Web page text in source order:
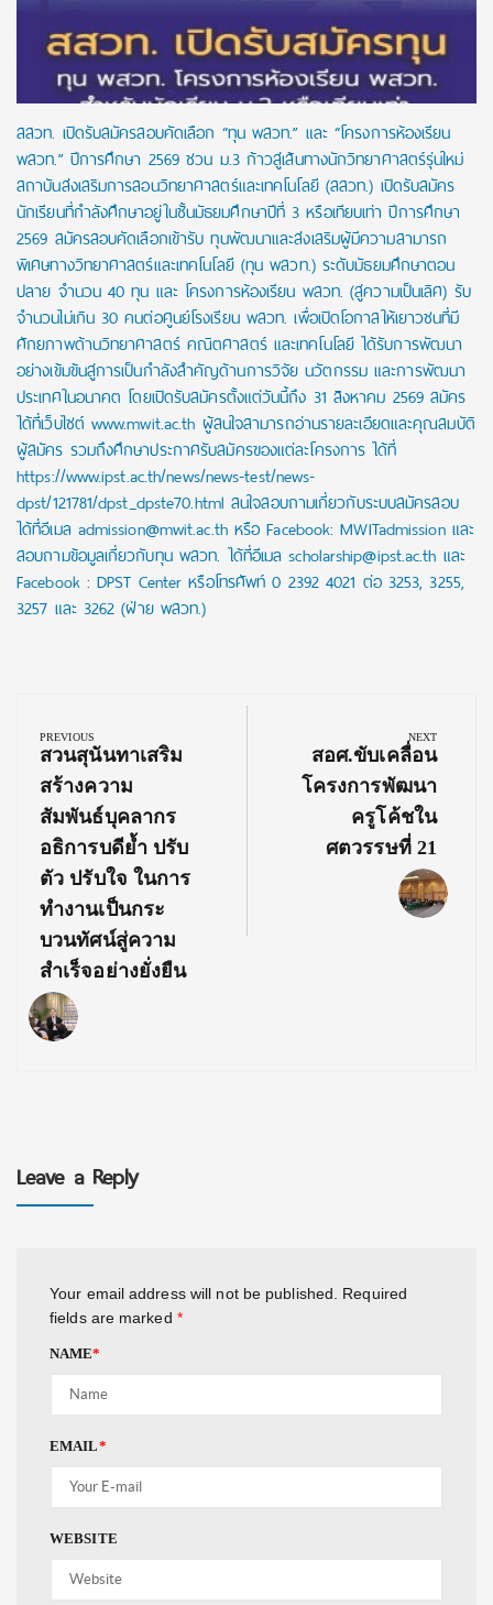
สสวท. เปิดรับสมัครสอบคัดเลือก “ทุน พสวท.” และ “โครงการห้องเรียน
พสวท.” ปีการศึกษา 2569 ชวน ม.3 ก้าวสู่เส้นทางนักวิทยาศาสตร์รุ่นใหม่
สถาบันส่งเสริมการสอนวิทยาศาสตร์และเทคโนโลยี (สสวท.) เปิดรับสมัคร
นักเรียนที่กำลังศึกษาอยู่ในชั้นมัธยมศึกษาปีที่ 3 หรือเทียบเท่า ปีการศึกษา
2569 สมัครสอบคัดเลือกเข้ารับ ทุนพัฒนาและส่งเสริมผู้มีความสามารถ
พิเศษทางวิทยาศาสตร์และเทคโนโลยี (ทุน พสวท.) ระดับมัธยมศึกษาตอน
ปลาย จำนวน 40 ทุน และ โครงการห้องเรียน พสวท. (สู่ความเป็นเลิศ) รับ
จำนวนไม่เกิน 30 คนต่อศูนย์โรงเรียน พสวท. เพื่อเปิดโอกาสให้เยาวชนที่มี
ศักยภาพด้านวิทยาศาสตร์ คณิตศาสตร์ และเทคโนโลยี ได้รับการพัฒนา
อย่างเข้มข้นสู่การเป็นกำลังสำคัญด้านการวิจัย นวัตกรรม และการพัฒนา
ประเทศในอนาคต โดยเปิดรับสมัครตั้งแต่วันนี้ถึง 31 สิงหาคม 2569 สมัคร
ได้ที่เว็บไซต์ www.mwit.ac.th ผู้สนใจสามารถอ่านรายละเอียดและคุณสมบัติ
ผู้สมัคร รวมถึงศึกษาประกาศรับสมัครของแต่ละโครงการ ได้ที่
https://www.ipst.ac.th/news/news-test/news-
dpst/121781/dpst_dpste70.html สนใจสอบถามเกี่ยวกับระบบสมัครสอบ
ได้ที่อีเมล admission@mwit.ac.th หรือ Facebook: MWITadmission และ
สอบถามข้อมูลเกี่ยวกับทุน พสวท. ได้ที่อีเมล scholarship@ipst.ac.th และ
Facebook : DPST Center หรือโทรศัพท์ 0 2392 4021 ต่อ 3253, 3255,
3257 และ 3262 (ฝ่าย พสวท.)
navigation
PREVIOUS
Previous
Post:
สวนสุนันทาเสริม
สร้างความ
สัมพันธ์บุคลากร
อธิการบดีย้ำ ปรับ
ตัว ปรับใจ ในการ
ทำงานเป็นกระ
บวนทัศน์สู่ความ
สำเร็จอย่างยั่งยืน
NEXT
Next
Post:
สอศ.ขับเคลื่อน
โครงการพัฒนา
ครูโค้ชใน
ศตวรรษที่ 21
Leave a Reply
Your email address will not be published.
Required
fields are marked *
NAME*
EMAIL*
WEBSITE